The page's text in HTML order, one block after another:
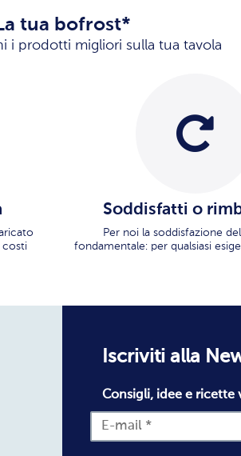
tua bofrost*
i prodotti migliori sulla tua tavola
costi
Soddisfatti o
Per noi la soddisfazione
fondamentale: per qualsiasi
Iscriviti alla
Consigli, idee e ricette